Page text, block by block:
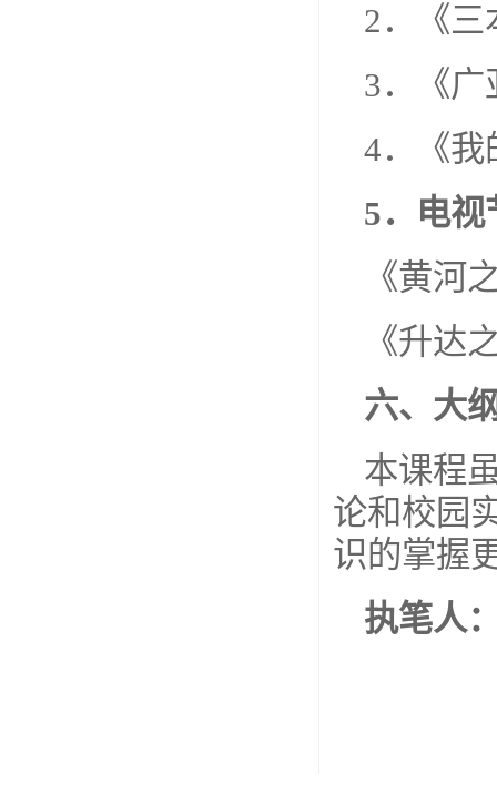
2．《三
3．《广
4．《我
5．电视
《黄
《升达
六、大
本课程
论和校园
识的掌握
执笔人